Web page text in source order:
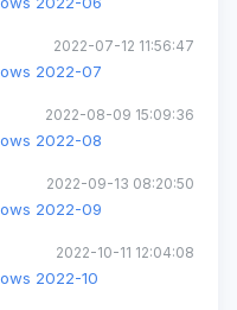
2022-07-12 11:56:47
2022-07
2022-08-09 15:09:36
2022-08
2022-09-13 08:20:50
2022-09
2022-10-11 12:04:08
2022-10